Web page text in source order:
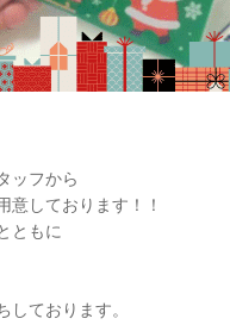
ッフから
意しております！！
ともに
しております。